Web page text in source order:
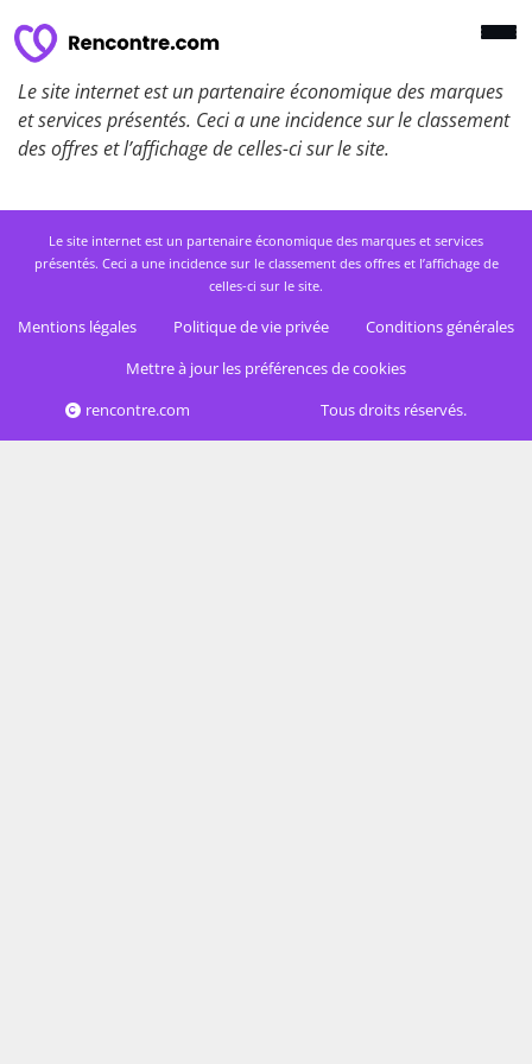
Le site internet est un partenaire économique des marques
et services présentés. Ceci a une incidence sur le classement
des offres et l’affichage de celles-ci sur le site.
Le site internet est un partenaire économique des marques et services
présentés. Ceci a une incidence sur le classement des offres et l’affichage de
celles-ci sur le site.
Mentions légales Politique de vie privée
Conditions générales
Mettre à jour les préférences de cookies
rencontre.com
Tous droits réservés.